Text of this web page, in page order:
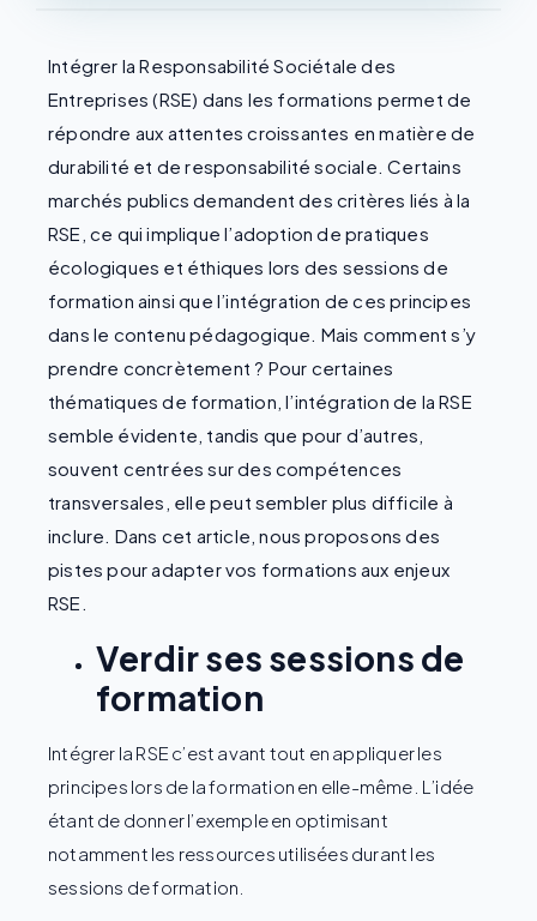
Intégrer la Responsabilité Sociétale des
Entreprises (RSE) dans les formations permet de
répondre aux attentes croissantes en matière de
durabilité et de responsabilité sociale. Certains
marchés publics demandent des critères liés à la
RSE, ce qui implique l’adoption de pratiques
écologiques et éthiques lors des sessions de
formation ainsi que l’intégration de ces principes
dans le contenu pédagogique. Mais comment s’y
prendre concrètement ? Pour certaines
thématiques de formation, l’intégration de la RSE
semble évidente, tandis que pour d’autres,
souvent centrées sur des compétences
transversales, elle peut sembler plus difficile à
inclure. Dans cet article, nous proposons des
pistes pour adapter vos formations aux enjeux
RSE.
Verdir ses sessions de
formation
Intégrer la RSE c’est avant tout en appliquer les
principes lors de la formation en elle-même. L’idée
étant de donner l’exemple en optimisant
notamment les ressources utilisées durant les
sessions de formation.